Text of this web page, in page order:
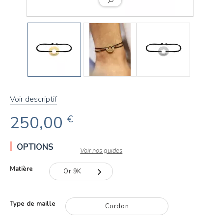
Voir descriptif
250,00 €
OPTIONS Voir nos guides
Matière Or 9K
Or 18K
Type de maille Cordon